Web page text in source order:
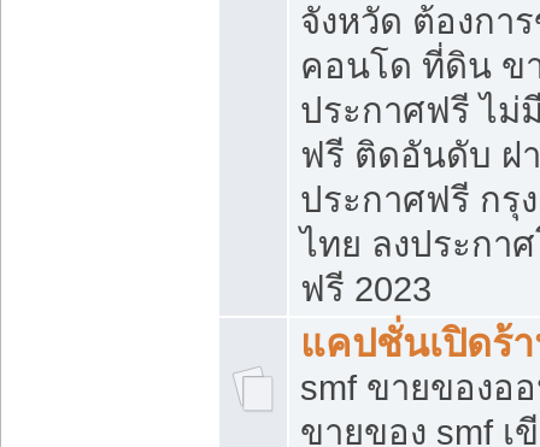
จังหวัด ต้องกา
คอนโด ที่ดิน ข
ประกาศฟรี ไม่
ฟรี ติดอันดับ ฝ
ประกาศฟรี กรุ
ไทย ลงประกา
ฟรี 2023
แคปชั่นเปิดร้
smf ขายของอ
ขายของ smf เ